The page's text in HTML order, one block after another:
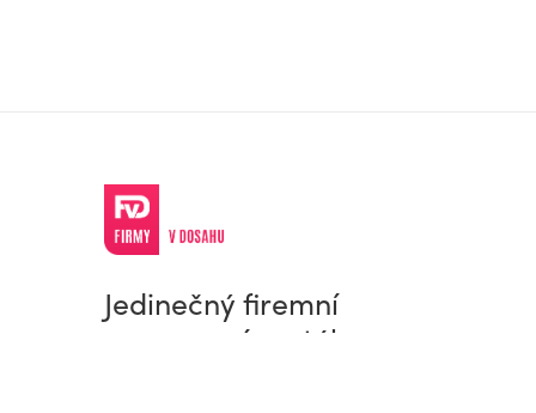
Jedinečný firemní
a pracovní portál